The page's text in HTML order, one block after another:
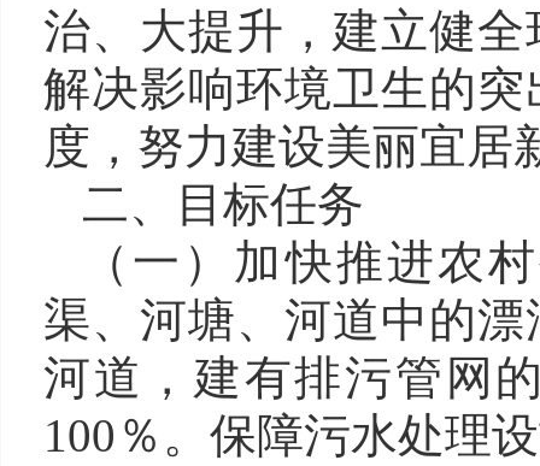
治、 大提升 ，建立健
解决影响环境卫生的
度，努力建设美丽宜居
二、
目标任务
（一） 加快推进农
渠、 河塘、 河道中的漂
河道， 建有排污管网
100％。 保障污水处理